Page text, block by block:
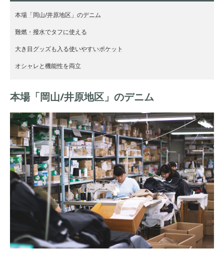
本場「岡山/井原地区」のデニム
難燃・撥水でタフに使える
大き目グッズも入る使いやすいポケット
オシャレと機能性を両立
本場「岡山/井原地区」のデニム